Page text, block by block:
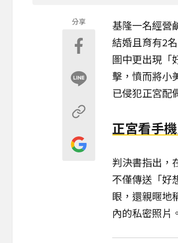
分享 基隆一名經營
結婚且育有2
圖中更出現「
擊，憤而將小
已侵犯正宮配
正宮看手
判決書指出，
不僅傳送「好
眼，還親暱地
內的私密照片。